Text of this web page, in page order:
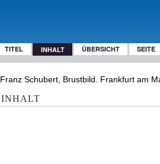
TITEL INHALT ÜBERSICHT SEITE
Franz Schubert, Brustbild. Frankfurt am
INHALT